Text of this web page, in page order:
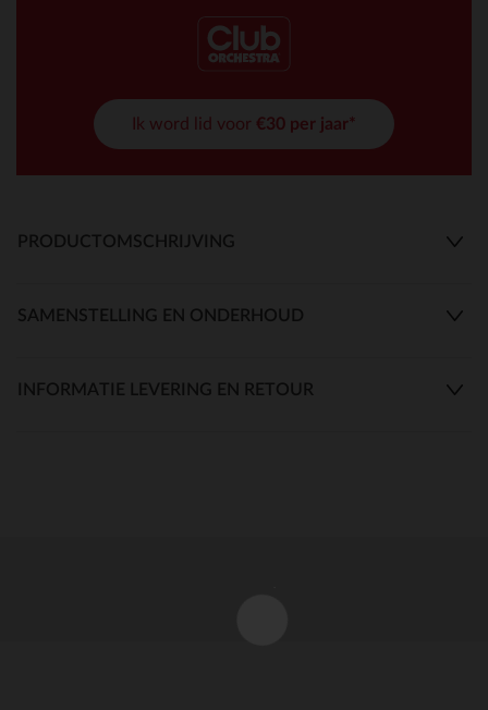
Ik word lid voor €30 per jaar*
PRODUCTOMSCHRIJVING
SAMENSTELLING EN ONDERHOUD
INFORMATIE LEVERING EN RETOUR